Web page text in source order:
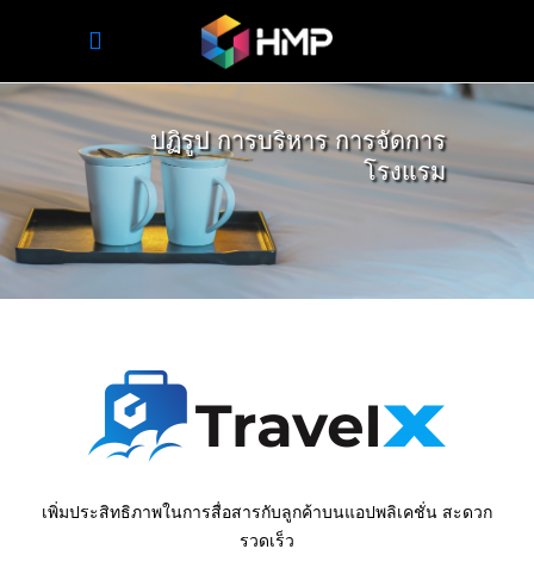
ปฏิรูป การบริหาร การจัดการ
โรงแรม
เพิ่มประสิทธิภาพในการสื่อสารกับลูกค้าบนแอปพลิเคชั่น สะดวก
รวดเร็ว